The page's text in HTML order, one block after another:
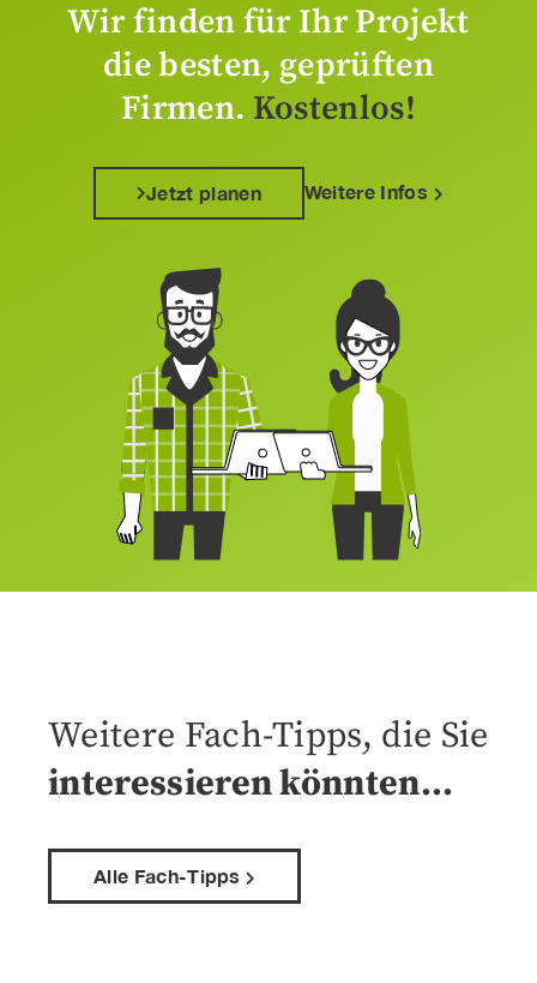
Wir finden für Ihr Projekt
die besten, geprüften
Firmen. Kostenlos!
Jetzt planen Weitere Infos
Weitere Fach-Tipps, die Sie
interessieren könnten…
Alle Fach-Tipps